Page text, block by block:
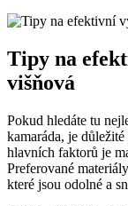
Tipy na
višňová
Pokud hledáte tu
kamaráda, je
hlavních faktorů je
Preferované
které jsou odolné a